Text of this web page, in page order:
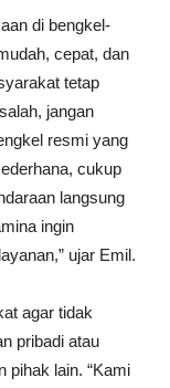
di bengkel-
cepat, dan
tetap
jangan
resmi yang
cukup
langsung
ingin
ujar Emil.
agar tidak
pribadi atau
pihak lain. “Kami